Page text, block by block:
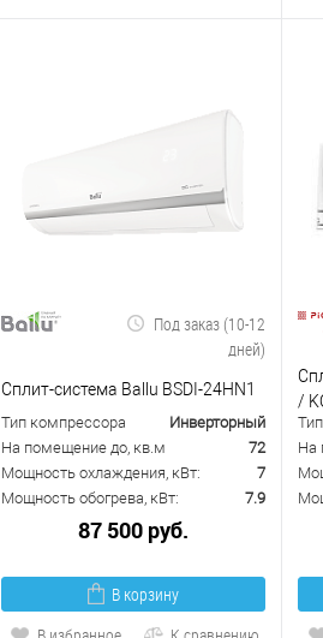
Под заказ (10-12
дней)
Сплит-система Ballu BSDI-24HN1
Тип компрессора
Инверторный
На помещение до, кв.м
72
Мощность охлаждения, кВт:
7
Мощность обогрева, кВт:
7.9
87 500 руб.
В корзину
/
На